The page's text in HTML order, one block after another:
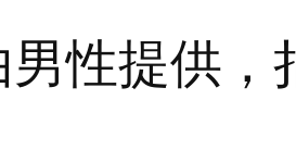
性提供，